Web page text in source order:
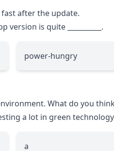
after the update.
version is quite
.
power-hungry
What do you
a lot in green
a